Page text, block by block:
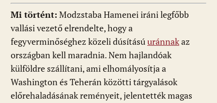
Mi történt: Modzstaba Hamenei iráni legfőbb
vallási vezető elrendelte, hogy a
fegyverminőséghez közeli dúsításúuránnakaz
országban kell maradnia. Nem hajlandóak
külföldre szállítani, ami elhomályosítja a
Washington és Teherán közötti tárgyalások
előrehaladásának reményeit, jelentették magas